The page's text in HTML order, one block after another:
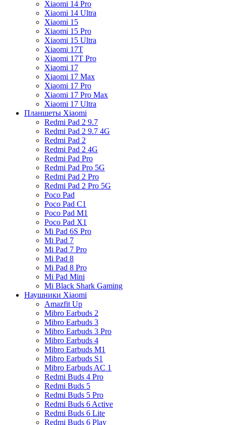
Xiaomi 14 Pro
Xiaomi 14 Ultra
Xiaomi 15
Xiaomi 15 Pro
Xiaomi 15 Ultra
Xiaomi 17T
Xiaomi 17T Pro
Xiaomi 17
Xiaomi 17 Max
Xiaomi 17 Pro
Xiaomi 17 Pro Max
Xiaomi 17 Ultra
Планшеты Xiaomi
Redmi Pad 2 9.7
Redmi Pad 2 9.7 4G
Redmi Pad 2
Redmi Pad 2 4G
Redmi Pad Pro
Redmi Pad Pro 5G
Redmi Pad 2 Pro
Redmi Pad 2 Pro 5G
Poco Pad
Poco Pad C1
Poco Pad M1
Poco Pad X1
Mi Pad 6S Pro
Mi Pad 7
Mi Pad 7 Pro
Mi Pad 8
Mi Pad 8 Pro
Mi Pad Mini
Mi Black Shark Gaming
Наушники Xiaomi
Amazfit Up
Mibro Earbuds 2
Mibro Earbuds 3
Mibro Earbuds 3 Pro
Mibro Earbuds 4
Mibro Earbuds M1
Mibro Earbuds S1
Mibro Earbuds AC 1
Redmi Buds 4 Pro
Redmi Buds 5
Redmi Buds 5 Pro
Redmi Buds 6 Active
Redmi Buds 6 Lite
Redmi Buds 6 Play